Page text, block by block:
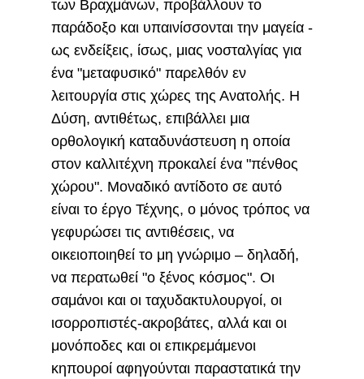
των Βραχμάνων, προβάλλουν το
παράδοξο και υπαινίσσονται την μαγεία -
ως ενδείξεις, ίσως, μιας νοσταλγίας για
ένα "μεταφυσικό" παρελθόν εν
λειτουργία στις χώρες της Ανατολής. Η
Δύση, αντιθέτως, επιβάλλει μια
ορθολογική καταδυνάστευση η οποία
στον καλλιτέχνη προκαλεί ένα "πένθος
χώρου". Μοναδικό αντίδοτο σε αυτό
είναι το έργο Τέχνης, ο μόνος τρόπος να
γεφυρώσει τις αντιθέσεις, να
οικειοποιηθεί το μη γνώριμο – δηλαδή,
να περατωθεί "ο ξένος κόσμος". Οι
σαμάνοι και οι ταχυδακτυλουργοί, οι
ισορροπιστές-ακροβάτες, αλλά και οι
μονόποδες και οι επικρεμάμενοι
κηπουροί αφηγούνται παραστατικά την